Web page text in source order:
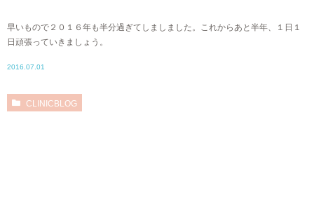
早いもので２０１６年も半分過ぎてしましました。これからあと半年、１日１
日頑張っていきましょう。
2016.07.01
CLINICBLOG